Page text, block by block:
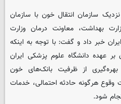
سازمان انتقال خون با سازمان
بهداشت، معاونت درمان وزارت
خبر داد و گفت: با توجه به اینکه
عهده دانشگاه علوم پزشکی ایران
از ظرفیت بانک‌های خون
وقوع هرگونه حادثه احتمالی، خدمات
شود.